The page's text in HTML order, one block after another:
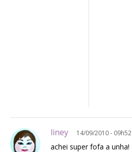
liney 14/09/2010 - 09h52
achei super fofa a unha!